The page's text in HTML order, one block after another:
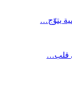
يتوّج…